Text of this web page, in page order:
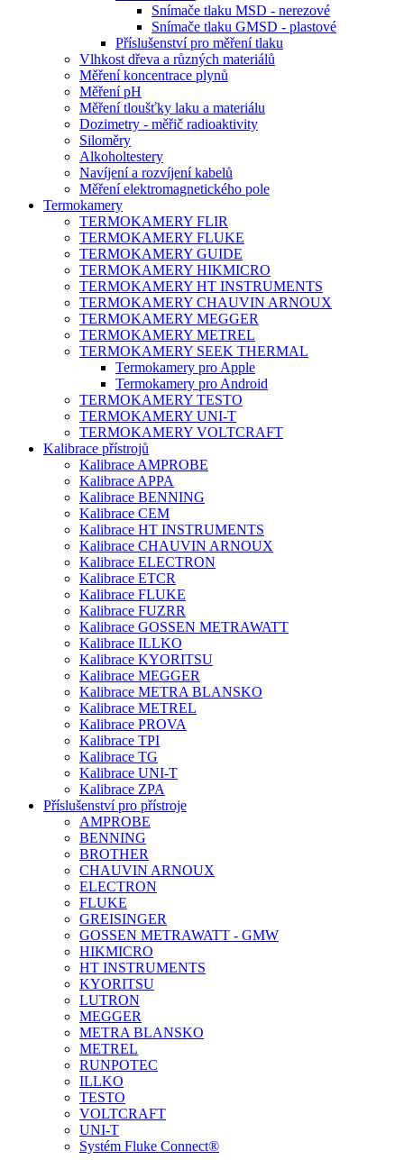
Snímače tlaku MSD - nerezové
Snímače tlaku GMSD - plastové
Příslušenství pro měření tlaku
Vlhkost dřeva a různých materiálů
Měření koncentrace plynů
Měření pH
Měření tloušťky laku a materiálu
Dozimetry - měřič radioaktivity
Siloměry
Alkoholtestery
Navíjení a rozvíjení kabelů
Měření elektromagnetického pole
Termokamery
TERMOKAMERY FLIR
TERMOKAMERY FLUKE
TERMOKAMERY GUIDE
TERMOKAMERY HIKMICRO
TERMOKAMERY HT INSTRUMENTS
TERMOKAMERY CHAUVIN ARNOUX
TERMOKAMERY MEGGER
TERMOKAMERY METREL
TERMOKAMERY SEEK THERMAL
Termokamery pro Apple
Termokamery pro Android
TERMOKAMERY TESTO
TERMOKAMERY UNI-T
TERMOKAMERY VOLTCRAFT
Kalibrace přístrojů
Kalibrace AMPROBE
Kalibrace APPA
Kalibrace BENNING
Kalibrace CEM
Kalibrace HT INSTRUMENTS
Kalibrace CHAUVIN ARNOUX
Kalibrace ELECTRON
Kalibrace ETCR
Kalibrace FLUKE
Kalibrace FUZRR
Kalibrace GOSSEN METRAWATT
Kalibrace ILLKO
Kalibrace KYORITSU
Kalibrace MEGGER
Kalibrace METRA BLANSKO
Kalibrace METREL
Kalibrace PROVA
Kalibrace TPI
Kalibrace TG
Kalibrace UNI-T
Kalibrace ZPA
Příslušenství pro přístroje
AMPROBE
BENNING
BROTHER
CHAUVIN ARNOUX
ELECTRON
FLUKE
GREISINGER
GOSSEN METRAWATT - GMW
HIKMICRO
HT INSTRUMENTS
KYORITSU
LUTRON
MEGGER
METRA BLANSKO
METREL
RUNPOTEC
ILLKO
TESTO
VOLTCRAFT
UNI-T
Systém Fluke Connect®